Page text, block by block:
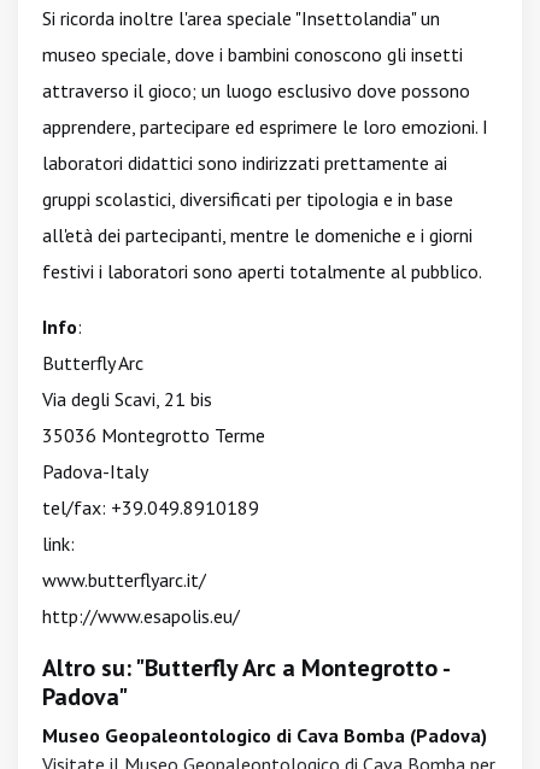
Si ricorda inoltre l'area speciale "Insettolandia" un
museo speciale, dove i bambini conoscono gli insetti
attraverso il gioco; un luogo esclusivo dove possono
apprendere, partecipare ed esprimere le loro emozioni. I
laboratori didattici sono indirizzati prettamente ai
gruppi scolastici, diversificati per tipologia e in base
all'età dei partecipanti, mentre le domeniche e i giorni
festivi i laboratori sono aperti totalmente al pubblico.
Info:
Butterfly Arc
Via degli Scavi, 21 bis
35036 Montegrotto Terme
Padova-Italy
tel/fax: +39.049.8910189
link:
www.butterflyarc.it/
http://www.esapolis.eu/
Altro su: "Butterfly Arc a Montegrotto -
Padova"
Museo Geopaleontologico di Cava Bomba (Padova)
Visitate il Museo Geopaleontologico di Cava Bomba per